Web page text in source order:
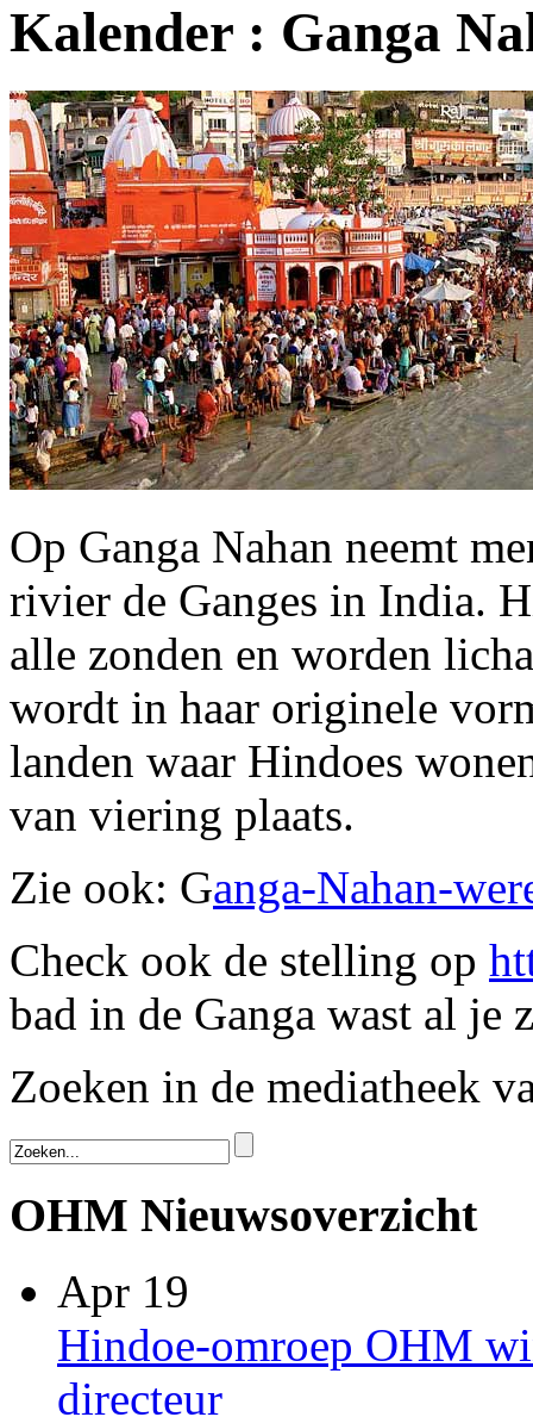
Kalender : Ganga
Op Ganga Nahan neemt
rivier de Ganges in India.
alle zonden en worden
wordt in haar originele
landen waar Hindoes
van viering plaats.
Zie ook: Ganga-Nahan-
Check ook de stelling op
bad in de Ganga wast al je
Zoeken in de mediatheek
OHM Nieuwsoverzicht
Apr 19
Hindoe-omroep OHM
directeur